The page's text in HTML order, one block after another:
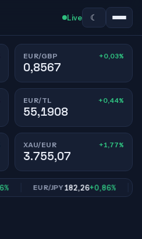
Live ☾
EUR/GBP +0,03%
0,8567
EUR/TL +0,44%
55,1908
XAU/EUR +1,77%
3.755,07
EUR/JPY182,26+0,86%